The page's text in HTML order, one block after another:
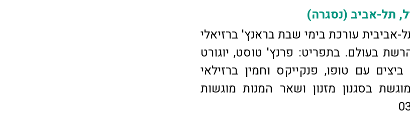
תל-אביב (נסגרה)
עורכת בימי שבת בראנץ' ברזיאלי
בעולם. בתפריט: פרנץ' טוסט, יוגורט
ביצים עם טופו, פנקייקס וחמין ברזילאי
בסגנון מזנון ושאר המנות מוגשות